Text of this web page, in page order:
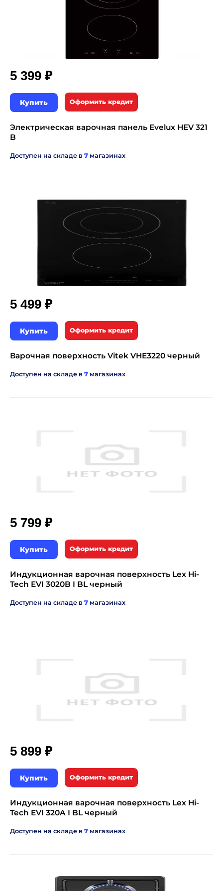
5 399 ₽
Купить Оформить кредит
Электрическая варочная панель Evelux HEV 321
B
Доступен на складе в 7 магазинах
5 499 ₽
Купить Оформить кредит
Варочная поверхность Vitek VHE3220 черный
Доступен на складе в 7 магазинах
5 799 ₽
Купить Оформить кредит
Индукционная варочная поверхность Lex Hi-
Tech EVI 3020B I BL черный
Доступен на складе в 7 магазинах
5 899 ₽
Купить Оформить кредит
Индукционная варочная поверхность Lex Hi-
Tech EVI 320A I BL черный
Доступен на складе в 7 магазинах